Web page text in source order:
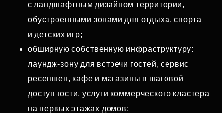
с ландшафтным дизайном территории,
обустроенными зонами для отдыха, спорта
и детских игр;
обширную собственную инфраструктуру:
лаундж‑зону для встречи гостей, сервис
ресепшен, кафе и магазины в шаговой
доступности, услуги коммерческого кластера
на первых этажах домов;